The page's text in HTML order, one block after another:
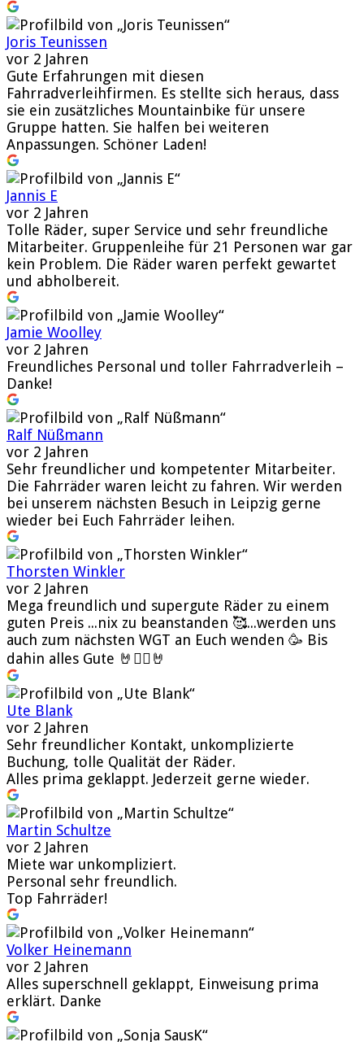
Joris Teunissen
vor 2 Jahren
Gute Erfahrungen mit diesen
Fahrradverleihfirmen. Es stellte sich heraus, dass
sie ein zusätzliches Mountainbike für unsere
Gruppe hatten. Sie halfen bei weiteren
Anpassungen. Schöner Laden!
Jannis E
vor 2 Jahren
Tolle Räder, super Service und sehr freundliche
Mitarbeiter. Gruppenleihe für 21 Personen war gar
kein Problem. Die Räder waren perfekt gewartet
und abholbereit.
Jamie Woolley
vor 2 Jahren
Freundliches Personal und toller Fahrradverleih –
Danke!
Ralf Nüßmann
vor 2 Jahren
Sehr freundlicher und kompetenter Mitarbeiter.
Die Fahrräder waren leicht zu fahren. Wir werden
bei unserem nächsten Besuch in Leipzig gerne
wieder bei Euch Fahrräder leihen.
Thorsten Winkler
vor 2 Jahren
Mega freundlich und supergute Räder zu einem
guten Preis ...nix zu beanstanden 🥰...werden uns
auch zum nächsten WGT an Euch wenden 🥳 Bis
dahin alles Gute 🤘🧛‍♂️🤘
Ute Blank
vor 2 Jahren
Sehr freundlicher Kontakt, unkomplizierte
Buchung, tolle Qualität der Räder.
Alles prima geklappt. Jederzeit gerne wieder.
Martin Schultze
vor 2 Jahren
Miete war unkompliziert.
Personal sehr freundlich.
Top Fahrräder!
Volker Heinemann
vor 2 Jahren
Alles superschnell geklappt, Einweisung prima
erklärt. Danke